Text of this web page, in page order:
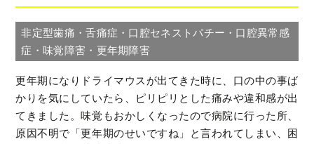
非定型歯痛・舌痛症・口腔セネストパチー・口腔異常感
症・味覚障害・更年期障害
更年期になりドライマウスが出てきた時に、口の中の事ば
かりを気にしていたら、ピリピリとした痛みや違和感が出
てきました。味覚もおかしくなったので病院に行った所、
原因不明で「更年期のせいですね」と言われてしまい、困